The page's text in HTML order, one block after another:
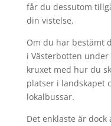
får du dessutom
din vistelse.
Om du har bestämt
i Västerbotten
kruxet med hur du
platser i landskapet
lokalbussar.
Det enklaste är